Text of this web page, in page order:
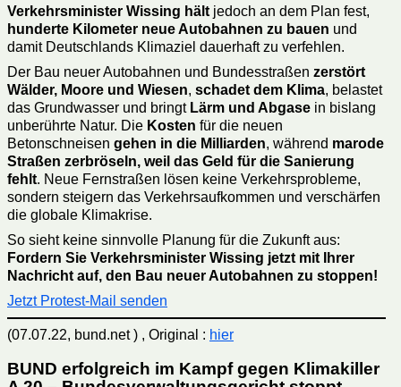
Verkehrsminister Wissing hält jedoch an dem Plan fest,
hunderte Kilometer neue Autobahnen zu bauen und
damit Deutschlands Klimaziel dauerhaft zu verfehlen.
Der Bau neuer Autobahnen und Bundesstraßen zerstört
Wälder, Moore und Wiesen, schadet dem Klima, belastet
das Grundwasser und bringt Lärm und Abgase in bislang
unberührte Natur. Die Kosten für die neuen
Betonschneisen gehen in die Milliarden, während marode
Straßen zerbröseln, weil das Geld für die Sanierung
fehlt. Neue Fernstraßen lösen keine Verkehrsprobleme,
sondern steigern das Verkehrsaufkommen und verschärfen
die globale Klimakrise.
So sieht keine sinnvolle Planung für die Zukunft aus:
Fordern Sie Verkehrsminister Wissing jetzt mit Ihrer
Nachricht auf, den Bau neuer Autobahnen zu stoppen!
Jetzt Protest-Mail senden
(07.07.22, bund.net ) , Original : hier
BUND erfolgreich im Kampf gegen Klimakiller